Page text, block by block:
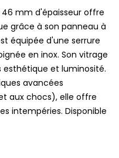
mm d'épaisseur offre
grâce à son panneau à
équipée d'une serrure
en inox. Son vitrage
esthétique et luminosité.
avancées
aux chocs), elle offre
intempéries. Disponible